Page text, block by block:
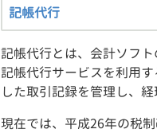
記帳代行
記帳代行とは、会計ソフ
記帳代行サービスを利用
した取引記録を管理し、
現在では、平成26年の税